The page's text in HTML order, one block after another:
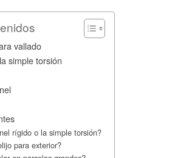
vallado
simple torsión
rígido o la simple torsión?
para exterior?